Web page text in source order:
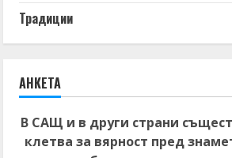
Традиции
АНКЕТА
В САЩ и в други страни
клетва за вярност пред